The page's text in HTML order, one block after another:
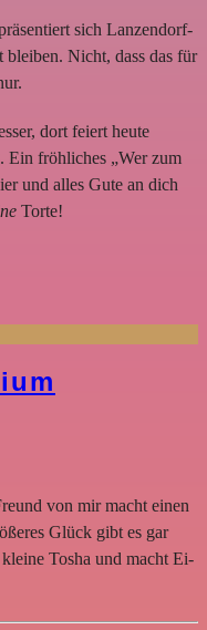
sich Lanzendorf-
Nicht, dass das für
dort feiert heute
Ein fröhliches „Wer zum
und alles Gute an dich
Torte!
von mir macht einen
Glück gibt es gar
Tosha und macht Ei-